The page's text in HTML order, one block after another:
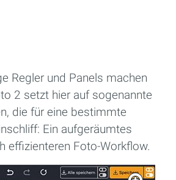
Regler und Panels machen
2 setzt hier auf sogenannte
die für eine bestimmte
Ein aufgeräumtes
effizienteren Foto-Workflow.